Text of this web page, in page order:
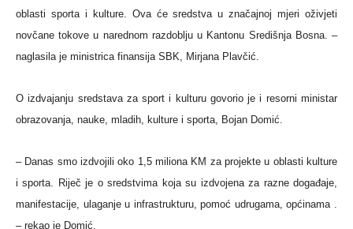
oblasti sporta i kulture. Ova će sredstva u značajnoj mjeri oživjeti
novčane tokove u narednom razdoblju u Kantonu Središnja Bosna. –
naglasila je ministrica finansija SBK, MirjanaPlavčić.
O izdvajanju sredstava za sport i kulturu govorio je i resorni ministar
obrazovanja, nauke, mladih, kulture i sporta, Bojan Domić.
– Danas smo izdvojili oko 1,5 miliona KM za projekte u oblasti kulture
i sporta. Riječ je o sredstvima koja su izdvojena za razne događaje,
manifestacije, ulaganje u infrastrukturu, pomoć udrugama, općinama .
– rekao je Domić.